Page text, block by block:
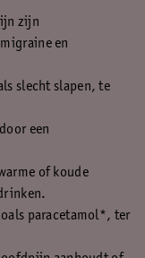
zijn
en
slecht slapen, te
een
of koude
paracetamol*, ter